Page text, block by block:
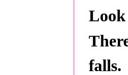
Look
falls.